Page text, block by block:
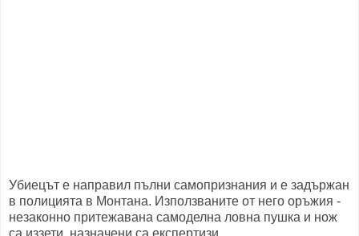
Убиецът е направил пълни самопризнания и е задържан
в полицията в Монтана. Използваните от него оръжия -
незаконно притежавана самоделна ловна пушка и нож